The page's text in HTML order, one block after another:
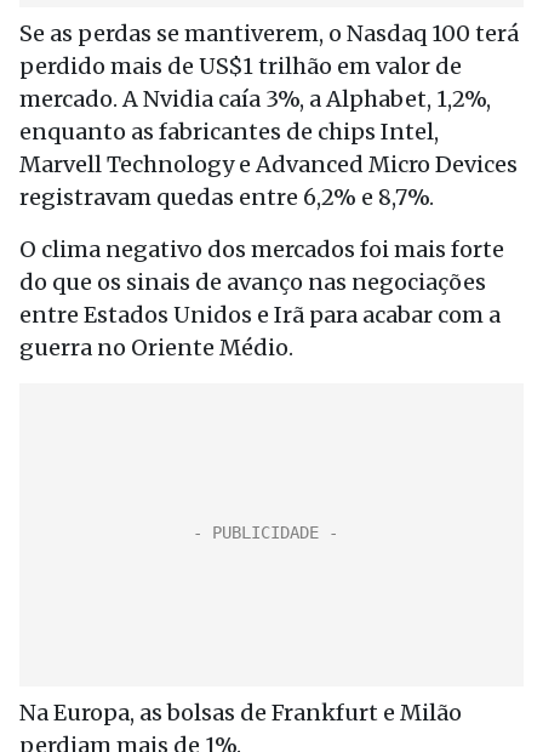
Se as perdas se mantiverem, o Nasdaq 100 terá
perdido mais de US$1 trilhão em valor de
mercado. A Nvidia caía 3%, a Alphabet, 1,2%,
enquanto as fabricantes de chips Intel,
Marvell Technology e Advanced Micro Devices
registravam quedas entre 6,2% e 8,7%.
O clima negativo dos mercados foi mais forte
do que os sinais de avanço nas negociações
entre Estados Unidos e Irã para acabar com a
guerra no Oriente Médio.
Na Europa, as bolsas de Frankfurt e Milão
perdiam mais de 1%.